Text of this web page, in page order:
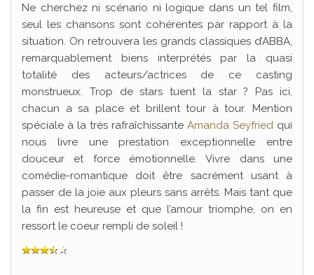
Ne cherchez ni scénario ni logique dans un tel film,
seul les chansons sont cohérentes par rapport à la
situation. On retrouvera les grands classiques d’ABBA,
remarquablement biens interprétés par la quasi
totalité des acteurs/actrices de ce casting
monstrueux. Trop de stars tuent la star ? Pas ici,
chacun a sa place et brillent tour à tour. Mention
spéciale à la très rafraîchissante Amanda Seyfried qui
nous livre une prestation exceptionnelle entre
douceur et force émotionnelle. Vivre dans une
comédie-romantique doit être sacrément usant à
passer de la joie aux pleurs sans arrêts. Mais tant que
la fin est heureuse et que l’amour triomphe, on en
ressort le coeur rempli de soleil !